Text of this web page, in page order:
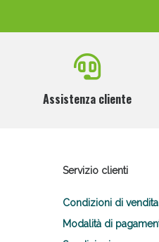
Assistenza cliente
Servizio clienti
Condizioni di vendita
Modalità di